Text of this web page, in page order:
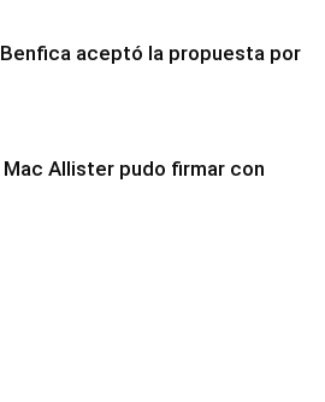
aceptó la propuesta por
Allister pudo firmar con